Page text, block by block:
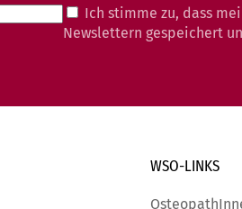
Ich stimme zu, dass
Newslettern gespeichert
WSO-LINKS